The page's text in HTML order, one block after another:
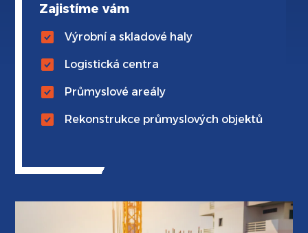
Zajistíme vám
Výrobní a skladové haly
Logistická centra
Průmyslové areály
Rekonstrukce průmyslových objektů